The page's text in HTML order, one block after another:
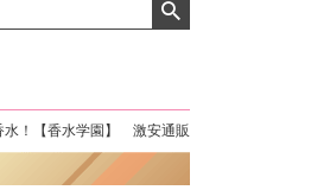
水！【香水学園】 激安通販
くお取引が出来ま
おまけありがとうございま